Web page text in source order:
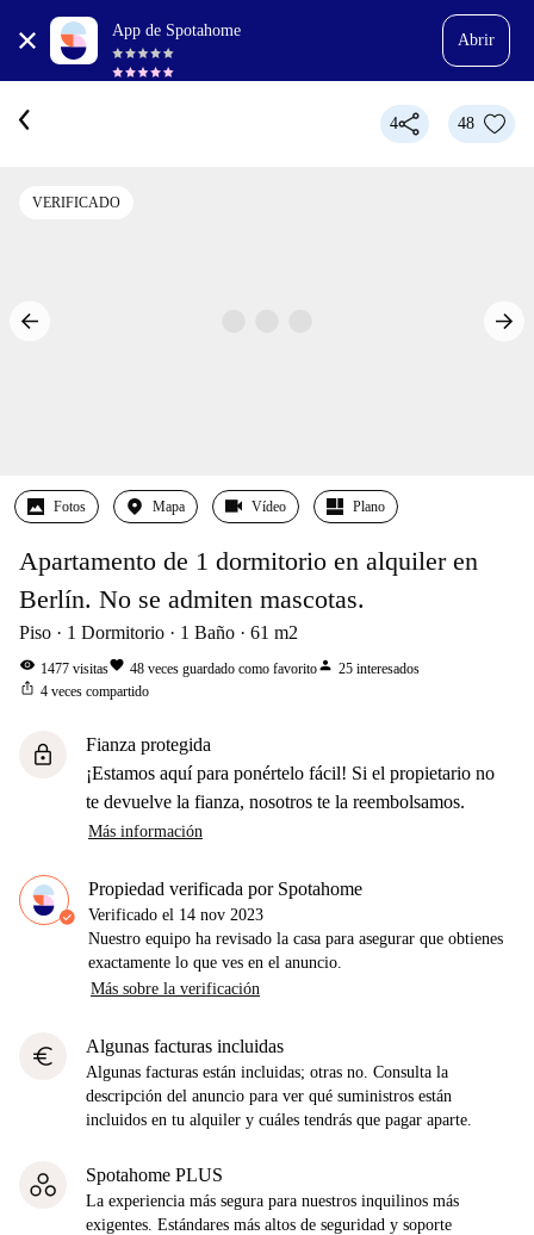
App de Spotahome
Abrir
4 48
VERIFICADO
Fotos Mapa Vídeo Plano
Apartamento de 1 dormitorio en alquiler en
Berlín. No se admiten mascotas.
Piso 1 Dormitorio 1 Baño 61 m2
visibility 1477 visitasfavorite 48 veces guardado como favoritoperson 25 interesados
ios_share 4 veces compartido
lock
Fianza protegida
¡Estamos aquí para ponértelo fácil! Si el propietario no
te devuelve la fianza, nosotros te la reembolsamos.
Más información
Propiedad verificada por Spotahome
Verificado el 14 nov 2023
Nuestro equipo ha revisado la casa para asegurar que obtienes
exactamente lo que ves en el anuncio.
Más sobre la verificación
euro Algunas facturas incluidas
Algunas facturas están incluidas; otras no. Consulta la
descripción del anuncio para ver qué suministros están
incluidos en tu alquiler y cuáles tendrás que pagar aparte.
Spotahome PLUS
La experiencia más segura para nuestros inquilinos más
exigentes. Estándares más altos de seguridad y soporte